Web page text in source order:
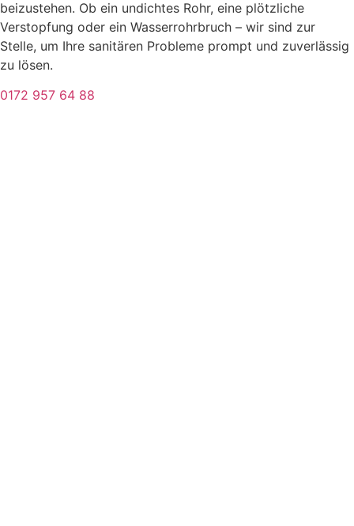
beizustehen. Ob ein undichtes Rohr, eine plötzliche
Verstopfung oder ein Wasserrohrbruch – wir sind zur
Stelle, um Ihre sanitären Probleme prompt und zuverlässig
zu lösen.
0172 957 64 88